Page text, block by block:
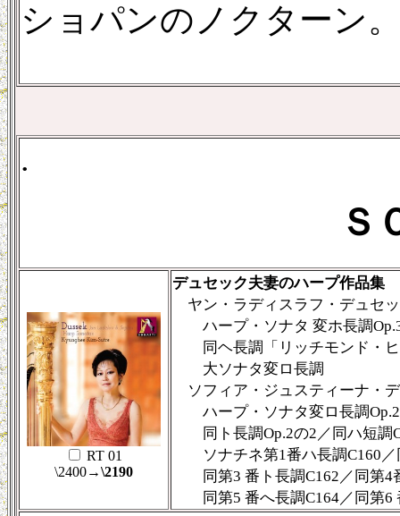
ショパンのノクターン
.
Ｓ
RT 01
\2400→\2190
デュセック夫妻のハープ作品集
ヤン・ラディスラフ・デュセ
ハープ・ソナタ 変ホ長調
同ヘ長調「リッチモンド・ヒ
大ソナタ変ロ長調
ソフィア・ジュスティーナ・
ハープ・ソナタ変ロ長調
同ト長調Op.2の2／同ハ短調
ソナチネ第1番ハ長調C160／
同第3 番ト長調C162／同第4
同第5 番へ長調C164／同第6